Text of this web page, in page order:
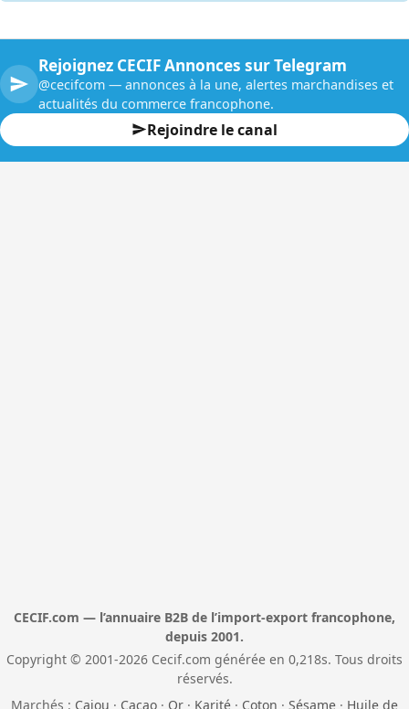
Rejoignez CECIF Annonces sur Telegram
@cecifcom — annonces à la une, alertes marchandises et
actualités du commerce francophone.
Rejoindre le canal
CECIF.com — l’annuaire B2B de l’import-export francophone,
depuis 2001.
Copyright © 2001-2026 Cecif.com générée en 0,218s. Tous droits
réservés.
Marchés : Cajou · Cacao · Or · Karité · Coton · Sésame · Huile de